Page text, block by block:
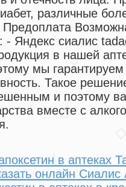
различные
Яндекс сиалис
в нашей
мы
Такое
и поэтому
вместе с
в аптеках
онлайн Сиалис